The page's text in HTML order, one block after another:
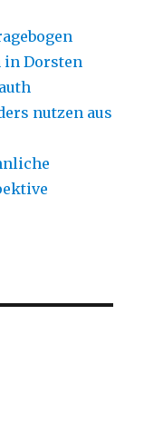
in Dorsten
nutzen aus